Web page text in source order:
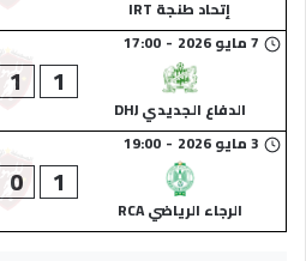
إتحاد طنجة IRT
7 مايو 2026 -
17:00
الدفاع الجديدي DHJ
1
1
3 مايو 2026 -
19:00
الرجاء الرياضي RCA
1
0